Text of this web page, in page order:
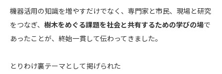
機器活用の知識を増やすだけでなく、専門家と市民、現場と研究
をつなぎ、 樹木をめぐる課題を社会と共有するための学びの場で
あったことが、終始一貫して伝わってきました。
とりわけ裏テーマとして掲げられた